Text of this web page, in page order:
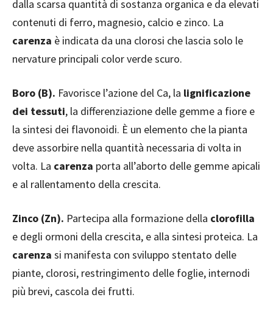
dalla scarsa quantità di sostanza organica e da elevati
contenuti di ferro, magnesio, calcio e zinco. La
carenza è indicata da una clorosi che lascia solo le
nervature principali color verde scuro.
Boro (B). Favorisce l’azione del Ca, la lignificazione
dei tessuti, la differenziazione delle gemme a fiore e
la sintesi dei flavonoidi. È un elemento che la pianta
deve assorbire nella quantità necessaria di volta in
volta. La carenza porta all’aborto delle gemme apicali
e al rallentamento della crescita.
Zinco (Zn). Partecipa alla formazione della clorofilla
e degli ormoni della crescita, e alla sintesi proteica. La
carenza si manifesta con sviluppo stentato delle
piante, clorosi, restringimento delle foglie, internodi
più brevi, cascola dei frutti.